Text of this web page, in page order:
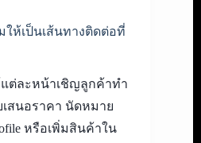
ให้เป็นเส้นทางติดต่อที่
ต่ละหน้าเชิญลูกค้าทำ
สนอราคา นัดหมาย
หรือเพิ่มสินค้าใน